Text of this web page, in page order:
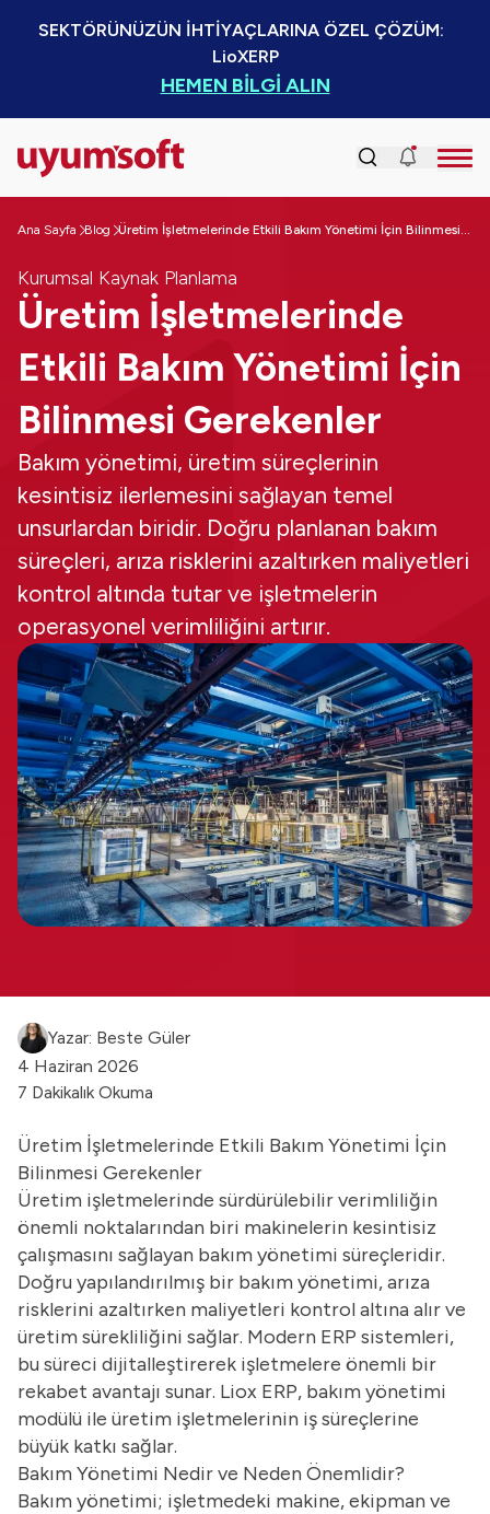
SEKTÖRÜNÜZÜN İHTİYAÇLARINA ÖZEL ÇÖZÜM:
LioXERP
HEMEN BİLGİ ALIN
Ana Sayfa Blog Üretim İşletmelerinde Etkili Bakım Yönetimi İçin Bilinmesi Gerekenler
Kurumsal Kaynak Planlama
Üretim İşletmelerinde
Etkili Bakım Yönetimi İçin
Bilinmesi Gerekenler
Bakım yönetimi, üretim süreçlerinin
kesintisiz ilerlemesini sağlayan temel
unsurlardan biridir. Doğru planlanan bakım
süreçleri, arıza risklerini azaltırken maliyetleri
kontrol altında tutar ve işletmelerin
operasyonel verimliliğini artırır.
Yazar: Beste Güler
4 Haziran 2026
7 Dakikalık Okuma
Üretim İşletmelerinde Etkili Bakım Yönetimi İçin
Bilinmesi Gerekenler
Üretim işletmelerinde sürdürülebilir verimliliğin
önemli noktalarından biri makinelerin kesintisiz
çalışmasını sağlayan bakım yönetimi süreçleridir.
Doğru yapılandırılmış bir bakım yönetimi, arıza
risklerini azaltırken maliyetleri kontrol altına alır ve
üretim sürekliliğini sağlar. Modern ERP sistemleri,
bu süreci dijitalleştirerek işletmelere önemli bir
rekabet avantajı sunar. Liox ERP, bakım yönetimi
modülü ile üretim işletmelerinin iş süreçlerine
büyük katkı sağlar.
Bakım Yönetimi Nedir ve Neden Önemlidir?
Bakım yönetimi; işletmedeki makine, ekipman ve